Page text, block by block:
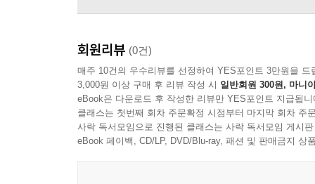
회원리뷰 (0건)
매주 10건의 우수리뷰를 선정하여 YES포인트 3만원을 드
3,000원 이상 구매 후 리뷰 작성 시 일반회원 300원, 마니
eBook은 다운로드 후 작성한 리뷰만 YES포인트 지급됩니
클래스는 첫번째 회차 주문확정 시점부터 마지막 회차 주
사락 독서모임으로 진행된 클래스는 사락 독서모임 게시
eBook 페이백, CD/LP, DVD/Blu-ray, 패션 및 판매금지 상